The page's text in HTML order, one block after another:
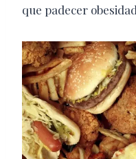
que padecer